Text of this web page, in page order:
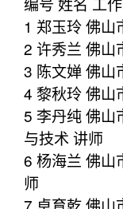
1 郑玉玲 佛山
2 许秀兰 佛山
3 陈文婵 佛山
4 黎秋玲 佛山
5 李丹纯 佛山
与技术 讲师
6 杨海兰 佛山
师
7 卓育乾 佛山